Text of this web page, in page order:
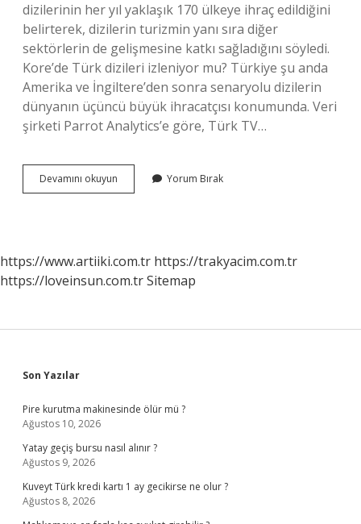
dizilerinin her yıl yaklaşık 170 ülkeye ihraç edildiğini
belirterek, dizilerin turizmin yanı sıra diğer
sektörlerin de gelişmesine katkı sağladığını söyledi.
Kore’de Türk dizileri izleniyor mu? Türkiye şu anda
Amerika ve İngiltere’den sonra senaryolu dizilerin
dünyanın üçüncü büyük ihracatçısı konumunda. Veri
şirketi Parrot Analytics’e göre, Türk TV…
Devamını okuyun
Dizileri
Yorum Bırak
https://www.artiiki.com.tr https://trakyacim.com.tr
https://loveinsun.com.trSitemap
Sidebar
Son Yazılar
Pire kurutma makinesinde ölür mü ?
Ağustos 10, 2026
Yatay geçiş bursu nasıl alınır ?
Ağustos 9, 2026
Kuveyt Türk kredi kartı 1 ay gecikirse ne olur ?
Ağustos 8, 2026